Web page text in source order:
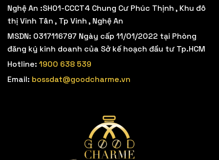
Nghệ An :SH01-CCCT4 Chung Cư Phúc Thịnh , Khu đô
thị Vinh Tân , Tp Vinh , Nghệ An
MSDN: 0317116797 Ngày cấp 11/01/2022 tại Phòng
đăng ký kinh doanh của Sở kế hoạch đầu tư Tp.HCM
Hotline: 1900 638 539
Email: bossdat@goodcharme.vn